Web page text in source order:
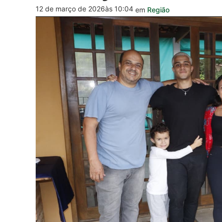
12 de março de 2026às 10:04 em Região